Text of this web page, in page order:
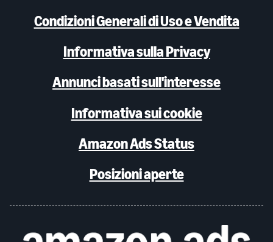
Condizioni Generali di Uso e Vendita
Informativa sulla Privacy
Annunci basati sull'interesse
Informativa sui cookie
Amazon Ads Status
Posizioni aperte